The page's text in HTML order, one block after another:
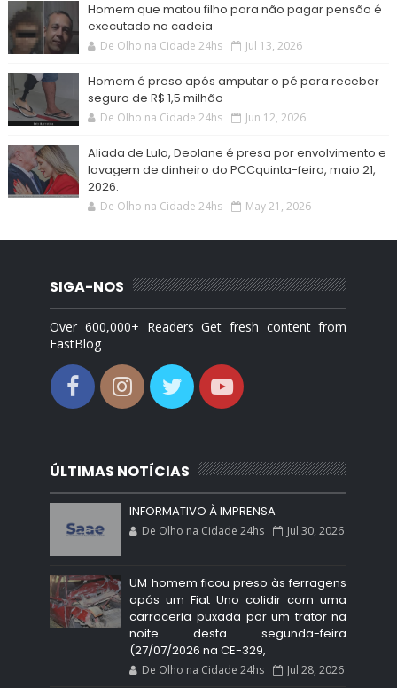
Homem que matou filho para não pagar pensão é
executado na cadeia
De Olho na Cidade 24hs Jul 13, 2026
Homem é preso após amputar o pé para receber
seguro de R$ 1,5 milhão
De Olho na Cidade 24hs Jun 12, 2026
Aliada de Lula, Deolane é presa por envolvimento e
lavagem de dinheiro do PCCquinta-feira, maio 21,
2026.
De Olho na Cidade 24hs May 21, 2026
SIGA-NOS
Over 600,000+ Readers Get fresh content from
FastBlog
ÚLTIMAS NOTÍCIAS
INFORMATIVO À IMPRENSA
De Olho na Cidade 24hs Jul 30, 2026
UM homem ficou preso às ferragens
após um Fiat Uno colidir com uma
carroceria puxada por um trator na
noite desta segunda-feira
(27/07/2026 na CE-329,
De Olho na Cidade 24hs Jul 28, 2026